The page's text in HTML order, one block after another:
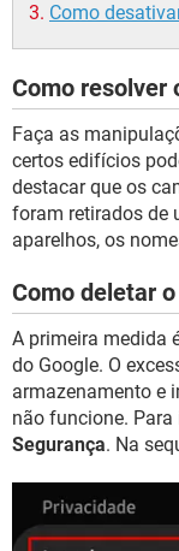
Como
Como resolver
Faça as
certos edifícios
destacar que os
foram retirados de
aparelhos, os
Como deletar
A primeira medida
do Google. O
armazenamento e
não funcione. Para
Segurança. Na